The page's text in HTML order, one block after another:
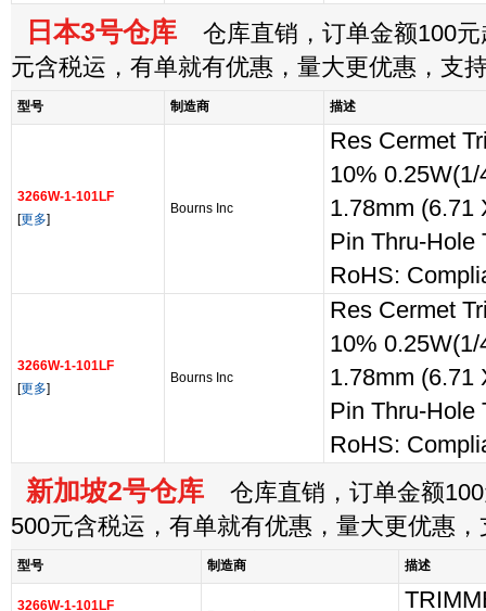
日本3号仓库 仓库直销，订单金额100元
元含税运，有单就有优惠，量大更优惠，支
型号 制造商 描述
3266W-1-101LF
[更多]
Bourns Inc
Res Cermet
10%
1.78mm (6.71
Pin Thru-Hole
RoHS:
3266W-1-101LF
[更多]
Bourns Inc
Res Cermet
10%
1.78mm (6.71
Pin Thru-Hole
RoHS:
新加坡2号仓库 仓库直销，订单金额
500元含税运，有单就有优惠，量大更优惠
型号 制造商 描述
3266W-1-101LF